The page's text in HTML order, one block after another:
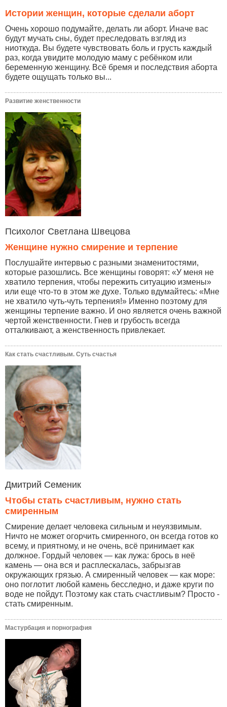
Истории женщин, которые сделали аборт
Очень хорошо подумайте, делать ли аборт. Иначе вас
будут мучать сны, будет преследовать взгляд из
ниоткуда. Вы будете чувствовать боль и грусть каждый
раз, когда увидите молодую маму с ребёнком или
беременную женщину. Всё бремя и последствия аборта
будете ощущать только вы...
Развитие женственности
Психолог Светлана Швецова
Женщине нужно смирение и терпение
Послушайте интервью с разными знаменитостями,
которые разошлись. Все женщины говорят: «У меня не
хватило терпения, чтобы пережить ситуацию измены»
или еще что-то в этом же духе. Только вдумайтесь: «Мне
не хватило чуть-чуть терпения!» Именно поэтому для
женщины терпение важно. И оно является очень важной
чертой женственности. Гнев и грубость всегда
отталкивают, а женственность привлекает.
Как стать счастливым. Суть счастья
Дмитрий Семеник
Чтобы стать счастливым, нужно стать
смиренным
Смирение делает человека сильным и неуязвимым.
Ничто не может огорчить смиренного, он всегда готов ко
всему, и приятному, и не очень, всё принимает как
должное. Гордый человек — как лужа: брось в неё
камень — она вся и расплескалась, забрызгав
окружающих грязью. А смиренный человек — как море:
оно поглотит любой камень бесследно, и даже круги по
воде не пойдут. Поэтому как стать счастливым? Просто -
стать смиренным.
Мастурбация и порнография